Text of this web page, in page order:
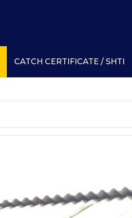
CATCH CERTIFICATE / SHTI